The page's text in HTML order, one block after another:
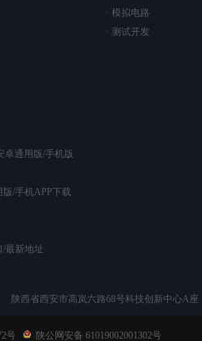
· 模拟电路
· 测试开发
卓通用版/手机版
版/手机APP下载
/最新地址
陕西省西安市高岚六路68号科技创新中心A座
号 陕公网安备 61019002001302号